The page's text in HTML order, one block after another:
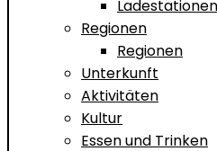
Ladestationen
Regionen
Regionen
Unterkunft
Aktivitäten
Kultur
Essen und Trinken